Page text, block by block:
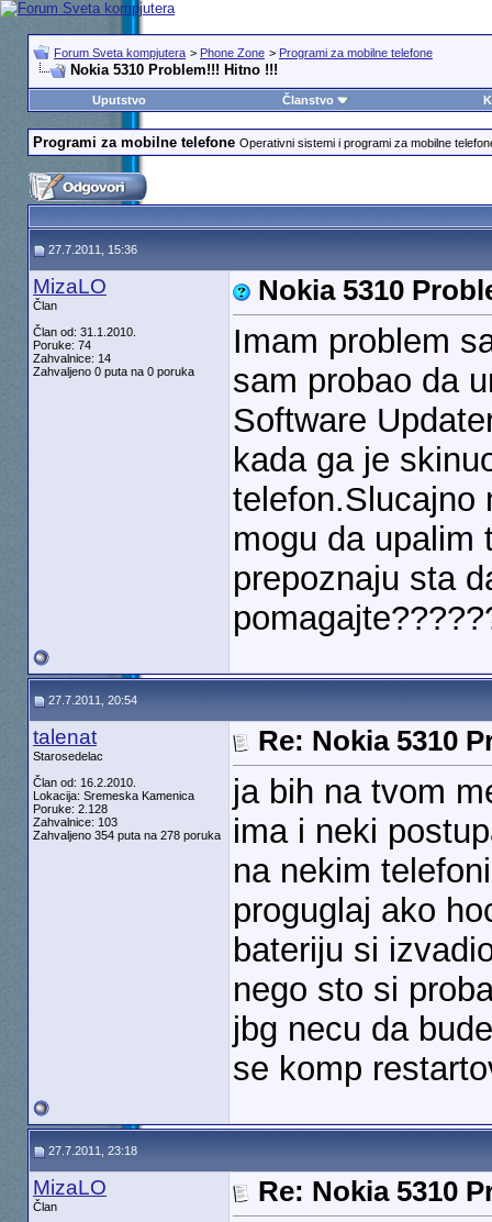
Forum Sveta kompjutera > Phone Zone > Programi za mobilne telefone
Nokia 5310 Problem!!! Hitno !!!
Uputstvo Članstvo
Programi za mobilne telefone Operativni sistemi i programi za mobilne
27.7.2011, 15:36
MizaLO
Član
Član od: 31.1.2010.
Poruke: 74
Zahvalnice: 14
Zahvaljeno 0 puta na 0 poruka
Nokia 5310
Imam problem
sam probao da
Software
kada ga je
telefon.Slucajno
mogu da upalim
prepoznaju sta
27.7.2011, 20:54
talenat
Starosedelac
Član od: 16.2.2010.
Lokacija: Sremeska Kamenica
Poruke: 2.128
Zahvalnice: 103
Zahvaljeno 354 puta na 278 poruka
Re: Nokia 5310
ja bih na tvom
ima i neki
na nekim
proguglaj ako
bateriju si
nego sto si
jbg necu da
se komp
27.7.2011, 23:18
MizaLO
Član
Re: Nokia 5310